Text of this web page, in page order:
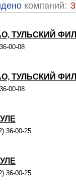
компаний:
ТУЛЬСКИЙ
00-08
ТУЛЬСКИЙ
00-08
36-00-25
36-00-25